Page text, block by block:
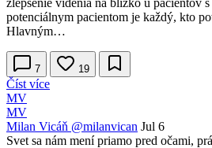
zlepšenie videnia na blízko u pacientov
potenciálnym pacientom je každý, kto
Hlavným…
7 19
Číst více
MV
MV
Milan Vicáň @milanvican Jul 6
Svet sa nám mení priamo pred očami,